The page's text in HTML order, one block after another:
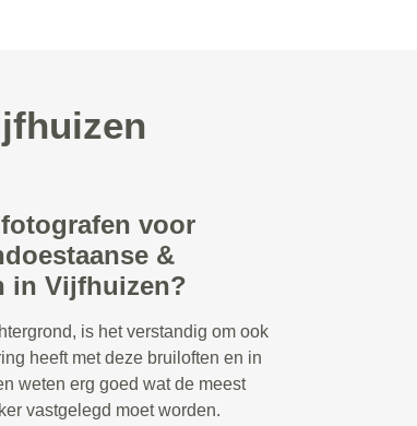
voor
&
in Vijfhuizen?
is het verstandig om ook
heeft met deze bruiloften en in
weten erg goed wat de meest
vastgelegd moet worden.